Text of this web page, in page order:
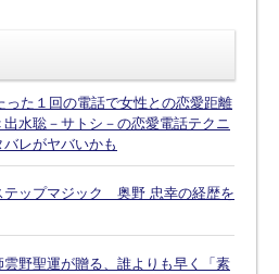
った１回の電話で女性との恋愛距離
水聡－サトシ－の恋愛電話テクニ
レがヤバいかも
テップマジック 奥野 忠幸の経歴を
野聖運が贈る、誰よりも早く「素